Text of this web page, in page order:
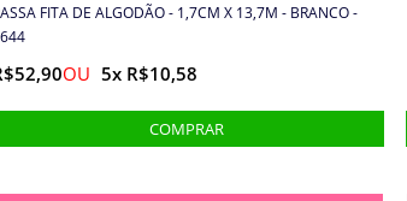
FITA DE ALGODÃO - 1,7CM X 13,7M - BRANCO -
5x R$10,58